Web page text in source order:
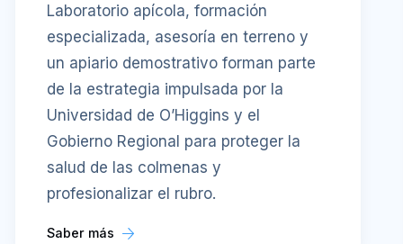
Laboratorio apícola, formación
especializada, asesoría en terreno y
un apiario demostrativo forman parte
de la estrategia impulsada por la
Universidad de O’Higgins y el
Gobierno Regional para proteger la
salud de las colmenas y
profesionalizar el rubro.
Saber más